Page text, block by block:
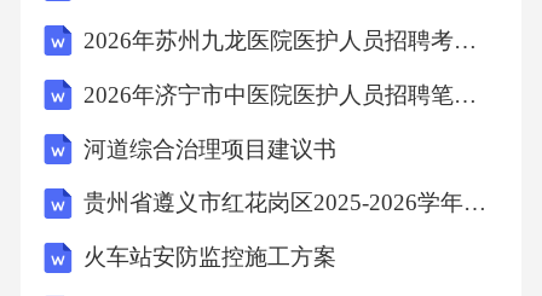
2026年苏州九龙医院医护人员招聘考试备考试题及答案详解
2026年济宁市中医院医护人员招聘笔试备考题库及答案详解
河道综合治理项目建议书
贵州省遵义市红花岗区2025-2026学年四下数学期末检测试题含解析
火车站安防监控施工方案